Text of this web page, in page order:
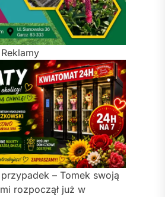
Reklamy
– Tomek swoją
rozpoczął już w